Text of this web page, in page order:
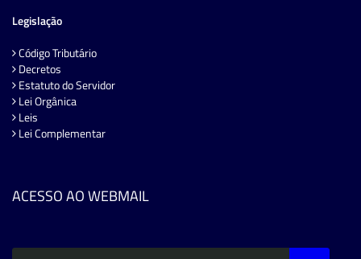
Legislação
Código Tributário
Decretos
Estatuto do Servidor
Lei Orgânica
Leis
Lei Complementar
ACESSO AO WEBMAIL